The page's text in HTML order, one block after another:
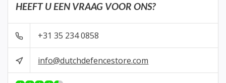
HEEFT U EEN VRAAG VOOR ONS?
+31 35 234 0858
info@dutchdefencestore.com